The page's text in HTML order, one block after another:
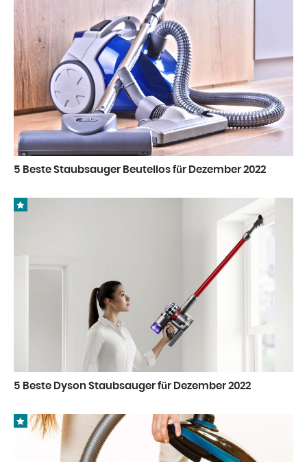
5 Beste Staubsauger Beutellos für Dezember 2022
5 Beste Dyson Staubsauger für Dezember 2022